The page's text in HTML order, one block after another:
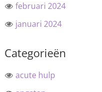
februari 2024
januari 2024
Categorieën
acute hulp